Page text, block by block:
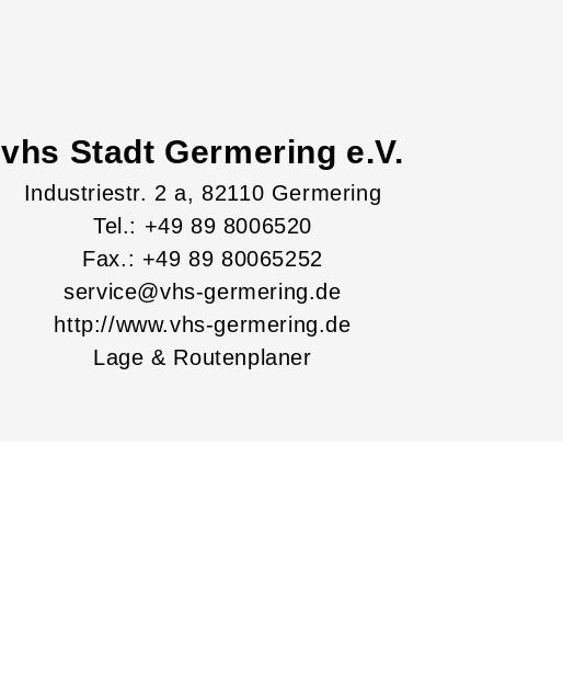
vhs Stadt Germering e.V.
Industriestr. 2 a, 82110 Germering
Tel.: +49 89 8006520
Fax.: +49 89 80065252
service@vhs-germering.de
http://www.vhs-germering.de
Lage & Routenplaner